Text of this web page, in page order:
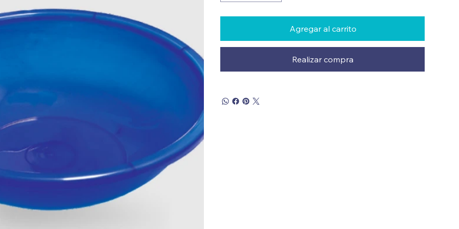
Agregar al carrito
Realizar compra